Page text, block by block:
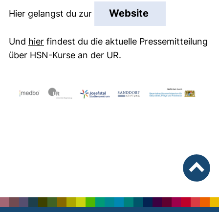
Hier gelangst du zur
Website
Und hier(externer Link, öffnet neues Fenster)
findest du die aktuelle Pressemitteilung
über HSN-Kurse an der UR.